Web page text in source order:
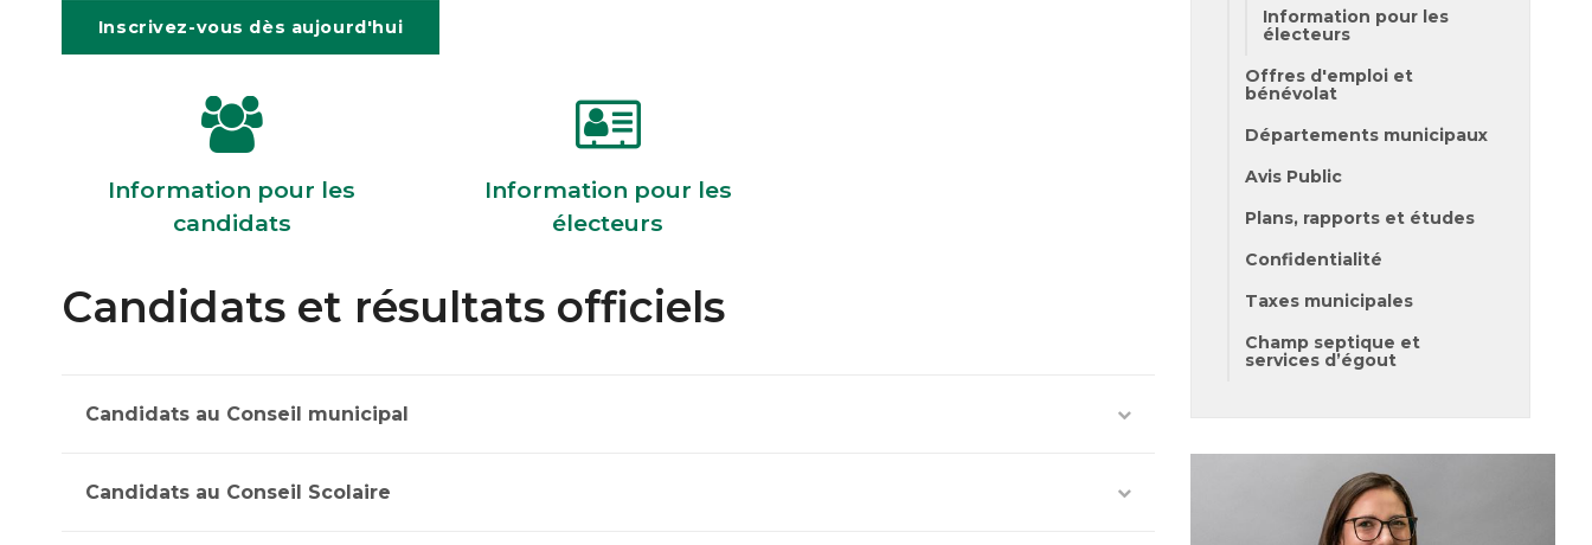
Inscrivez-vous dès aujourd'hui
Information pour les
candidats
Information pour les
électeurs
Candidats et résultats officiels
Candidats au Conseil municipal
Candidats au Conseil Scolaire
Information pour les
électeurs
Offres d'emploi et
bénévolat
Départements municipaux
Avis Public
Plans, rapports et études
Confidentialité
Taxes municipales
Champ septique et
services d’égout